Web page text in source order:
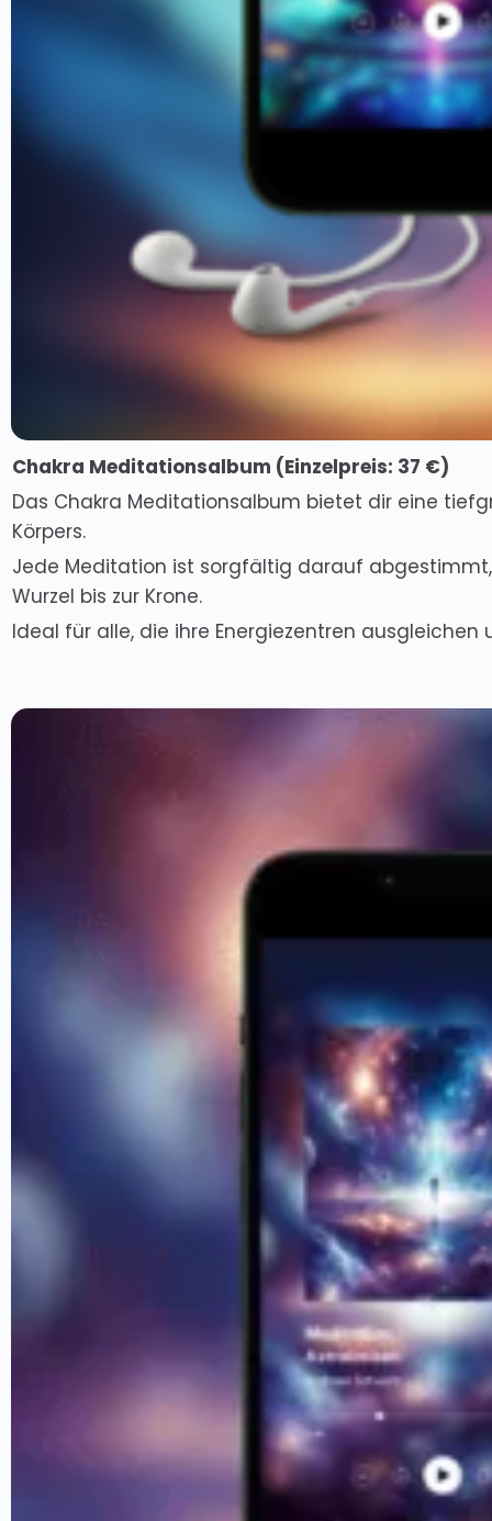
Chakra Meditationsalbum (Einzelpreis: 37 €)
Das Chakra Meditationsalbum bietet dir eine
Körpers.
Jede Meditation ist sorgfältig darauf
Wurzel bis zur Krone.
Ideal für alle, die ihre Energiezentren